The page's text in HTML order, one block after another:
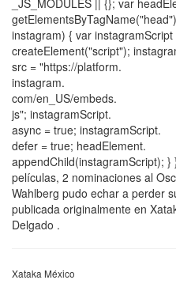
instagram) { var
createElement("script");
src = "https://platform.
instagram.
com/en_US/embeds.
js"; instagramScript.
async = true; instagramScript.
defer = true; headElement.
appendChild(instagramScript);
películas, 2 nominaciones al
Wahlberg pudo echar a perder
publicada originalmente en
Delgado .
Xataka México